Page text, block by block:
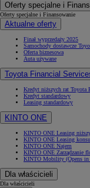
Oferty specjalne i
Oferty specjalne i Finansowanie
Aktualne oferty
Finał wyprzedaży 2025
Samochody dostawcze
Oferta biznesowa
Auta używane
Toyota Financial
Kredyt niższych rat Toyota
Kredyt standardowy
Leasing standardowy
KINTO ONE
KINTO ONE Leasing
KINTO ONE Leasing
KINTO ONE Najem
KINTO ONE Zarządzanie
KINTO Mobility (Opens
Dla właścicieli
Dla właścicieli